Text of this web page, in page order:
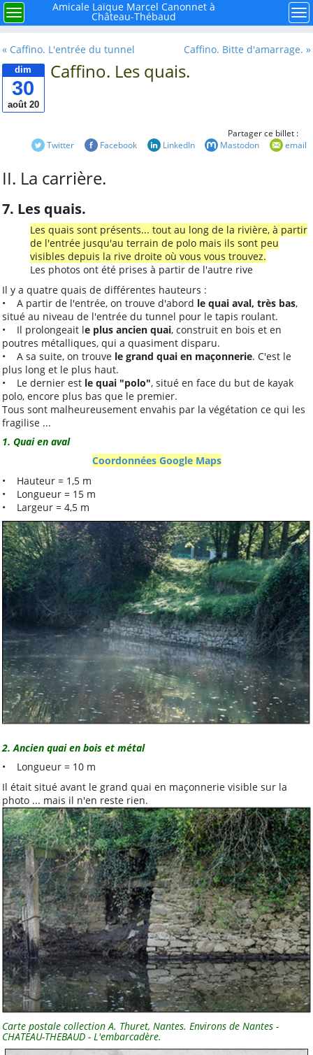
Menu
× Rechercher
mouvement la ligue de
l'enseignement FAL 44
Histoire de l'école
publique à Château-
Thébaud
Et si nous faisions le
point sur la Laïcité ?
Avec René, la carrière
de Caffino autrefois
Convention aide solidaire
ALCT
La Maine. Aujourd'hui,
autrefois, demain
Mieux nous connaître
Notre projet associatif
2025-2028
Notre projet sportif 2025-
2028
Aide pour les voyages
scolaires
Prêt et location de
matériel
Conseil d'Administration
2026 et répartition des
tâches
Publications
« juillet 2026
lun.mar.mer. jeu.ven. sam.dim.
1
2 3 4
5
6
7 8 9 10 11
12
20 21 22 23 24 25
26
Autres rubriques
A noter
A propos
Bon à savoir
Distinctions et
hommages
Ressources
Comptes rendus
Les documents
d'adhésion
Les publications
statutaires
Autres documents
Menu
Amicale Laïque Marcel Canonnet à
Château-Thébaud
« Caffino. L'entrée du tunnel Caffino. Bitte d'amarrage. »
dim
30
août 20
Caffino. Les quais.
Partager ce billet :
Twitter
Facebook LinkedIn Mastodon email
II. La carrière.
7. Les quais.
Les quais sont présents... tout au long de la rivière, à partir
de l'entrée jusqu'au terrain de polo mais ils sont peu
visibles depuis la rive droite où vous vous trouvez.
Les photos ont été prises à partir de l'autre rive
Il y a quatre quais de différentes hauteurs :
• A partir de l'entrée, on trouve d'abord le quai aval, très bas,
situé au niveau de l'entrée du tunnel pour le tapis roulant.
• Il prolongeait le plus ancien quai, construit en bois et en
poutres métalliques, qui a quasiment disparu.
• A sa suite, on trouve le grand quai en maçonnerie. C'est le
plus long et le plus haut.
• Le dernier est le quai "polo", situé en face du but de kayak
polo, encore plus bas que le premier.
Tous sont malheureusement envahis par la végétation ce qui les
fragilise ...
1. Quai en aval
Coordonnées Google Maps
• Hauteur = 1,5 m
• Longueur = 15 m
• Largeur = 4,5 m
2. Ancien quai en bois et métal
• Longueur = 10 m
Il était situé avant le grand quai en maçonnerie visible sur la
photo ... mais il n'en reste rien.
Carte postale collection A. Thuret, Nantes. Environs de Nantes -
CHATEAU-THEBAUD - L'embarcadère.